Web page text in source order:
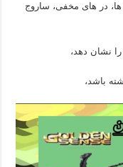
ها، در های مخفی، ساروج
نشان دهد،